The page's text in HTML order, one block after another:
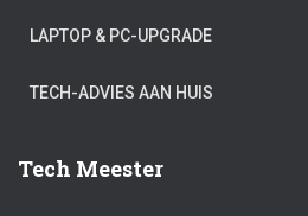
LAPTOP & PC-UPGRADE
TECH-ADVIES AAN HUIS
Tech Meester